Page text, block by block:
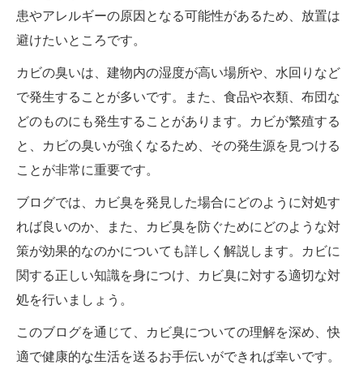
患やアレルギーの原因となる可能性があるため、放置は
避けたいところです。
カビの臭いは、建物内の湿度が高い場所や、水回りなど
で発生することが多いです。また、食品や衣類、布団な
どのものにも発生することがあります。カビが繁殖する
と、カビの臭いが強くなるため、その発生源を見つける
ことが非常に重要です。
ブログでは、カビ臭を発見した場合にどのように対処す
れば良いのか、また、カビ臭を防ぐためにどのような対
策が効果的なのかについても詳しく解説します。カビに
関する正しい知識を身につけ、カビ臭に対する適切な対
処を行いましょう。
このブログを通じて、カビ臭についての理解を深め、快
適で健康的な生活を送るお手伝いができれば幸いです。​